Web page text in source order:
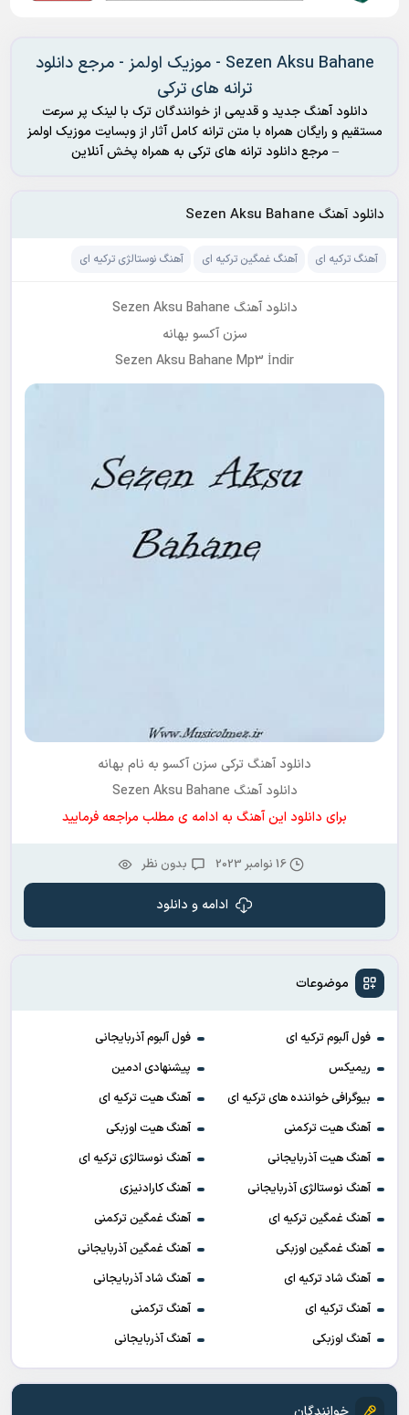
موضوعات
فول آلبوم ترکیه ای
فول آلبوم آذربایجانی
ریمیکس
پیشنهادی ادمین
بیوگرافی خواننده های ترکیه ای
آهنگ هیت ترکیه ای
آهنگ هیت ترکمنی
آهنگ هیت اوزبکی
آهنگ هیت آذربایجانی
آهنگ نوستالژی ترکیه ای
آهنگ نوستالژی آذربایجانی
آهنگ کارادنیزی
آهنگ غمگین ترکیه ای
آهنگ غمگین ترکمنی
آهنگ غمگین اوزبکی
آهنگ غمگین آذربایجانی
آهنگ شاد ترکیه ای
آهنگ شاد آذربایجانی
آهنگ ترکیه ای
آهنگ ترکمنی
آهنگ اوزبکی
آهنگ آذربایجانی
Sezen Aksu Bahane - موزیک اولمز - مرجع دانلود
ترانه های ترکی
دانلود آهنگ جدید و قدیمی از خوانندگان ترک با لینک پر سرعت
مستقیم و رایگان همراه با متن ترانه کامل آثار از وبسایت موزیک اولمز
– مرجع دانلود ترانه های ترکی به همراه پخش آنلاین
دانلود آهنگ Sezen Aksu Bahane
آهنگ ترکیه ای آهنگ غمگین ترکیه ای آهنگ نوستالژی ترکیه ای
دانلود آهنگ Sezen Aksu Bahane
سزن آکسو بهانه
Sezen Aksu Bahane Mp3 İndir
دانلود آهنگ ترکی سزن آکسو به نام بهانه
دانلود آهنگ Sezen Aksu Bahane
برای دانلود این آهنگ به ادامه ی مطلب مراجعه فرمایید
16 نوامبر 2023 بدون نظر
ادامه و دانلود